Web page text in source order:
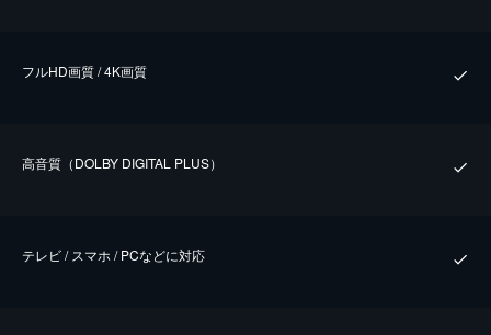
フルHD画質 / 4K画質
⾼⾳質（DOLBY DIGITAL PLUS）
テレビ / スマホ / PCなどに対応